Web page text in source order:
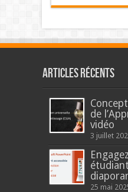
Articles récents
de
vidéo
3 juillet
25 mai